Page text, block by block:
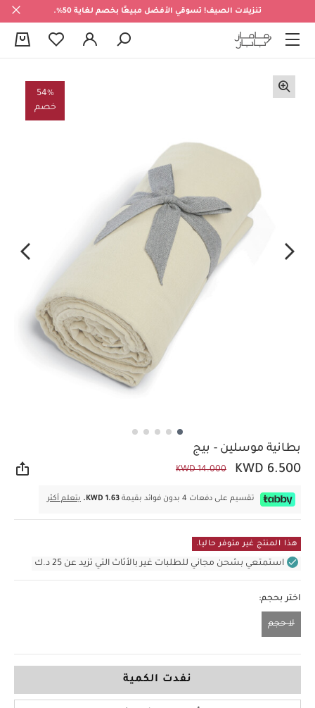
تنزيلات الصيف! تسوقي الأفضل مبيعًا بخصم لغاية 50%.
54%
خصم
بطانية موسلين - بيج
KWD 6.500
KWD 14.000
تقسيم على دفعات 4 بدون فوائد بقيمة KWD 1.63. يتعلم أكثر
هذا المنتج غير متوفر حاليا.
استمتعي بشحن مجاني للطلبات غير بالأثاث التي تزيد عن 25 د.ك
اختر بحجم:
لا حجم
نفدت الكمية